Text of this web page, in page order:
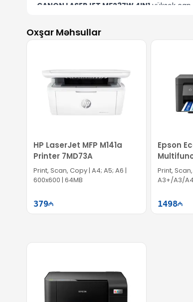
CANON LASERJET MF237W 4IN1yüksək çap
Oxşar Məhsullar
HP LaserJet MFP M141a
Printer 7MD73A
Print, Scan, Copy | A4; A5; A6 |
600x600 | 64MB
379
Epson
Print,
A3+/A3/
1498